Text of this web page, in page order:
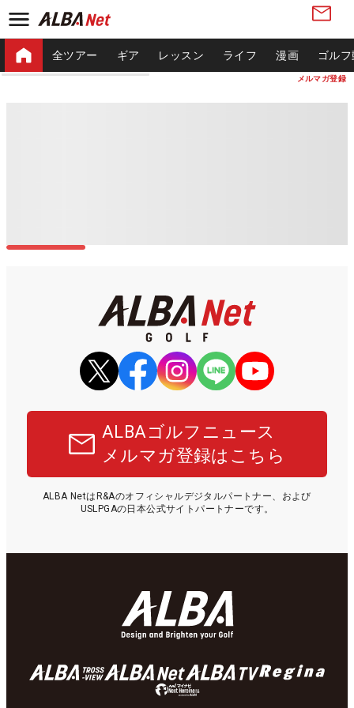
メルマガ登録
全ツアー ギア レッスン ライフ 漫画 ゴル
ALBAゴルフニュース
メルマガ登録はこちら
ALBA NetはR&Aのオフィシャルデジタルパートナー、および
USLPGAの日本公式サイトパートナーです。